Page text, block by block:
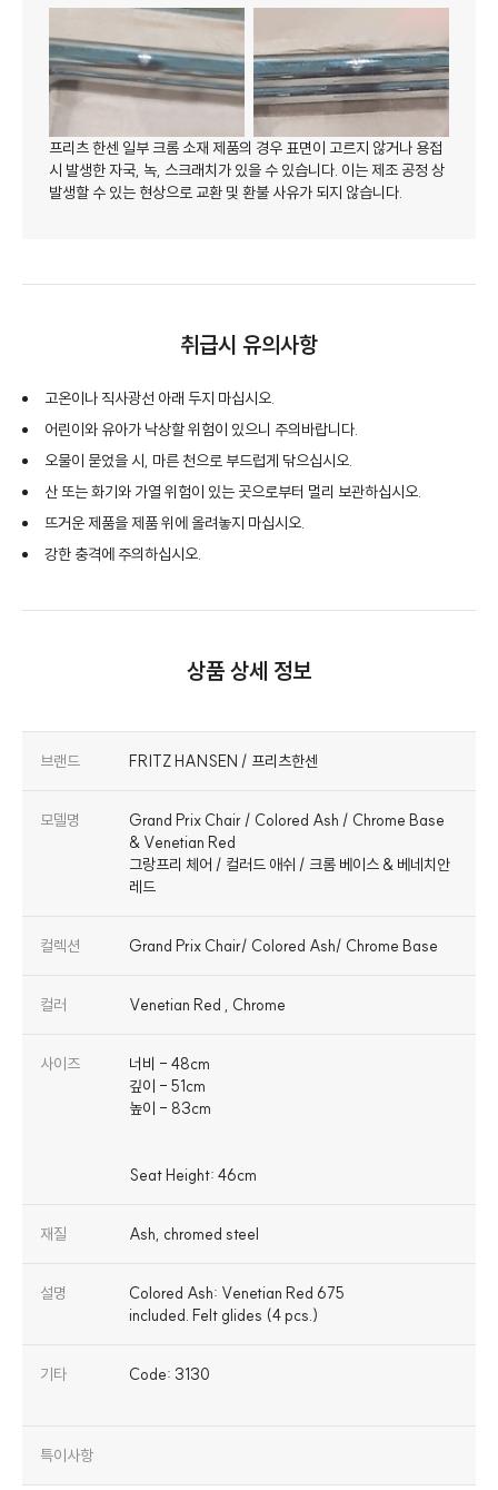
프리츠 한센 일부 크롬 소재 제품의 경우 표면이 고르지 않거나 용접
시 발생한 자국, 녹, 스크래치가 있을 수 있습니다. 이는 제조 공정 상
발생할 수 있는 현상으로 교환 및 환불 사유가 되지 않습니다.
취급시 유의사항
고온이나 직사광선 아래 두지 마십시오.
어린이와 유아가 낙상할 위험이 있으니 주의바랍니다.
오물이 묻었을 시, 마른 천으로 부드럽게 닦으십시오.
산 또는 화기와 가열 위험이 있는 곳으로부터 멀리 보관하십시오.
뜨거운 제품을 제품 위에 올려놓지 마십시오.
강한 충격에 주의하십시오.
상품 상세 정보
브랜드 FRITZ HANSEN / 프리츠한센
모델명
Grand Prix Chair / Colored Ash / Chrome Base
& Venetian Red
그랑프리 체어 / 컬러드 애쉬 / 크롬 베이스 & 베네치안
레드
컬렉션 Grand Prix Chair/ Colored Ash/ Chrome Base
컬러 Venetian Red , Chrome
사이즈
너비 - 48cm
깊이 - 51cm
높이 - 83cm
재질 Ash, chromed steel
설명
Colored Ash: Venetian Red 675
included. Felt glides (4 pcs.)
기타 Code: 3130
특이사항